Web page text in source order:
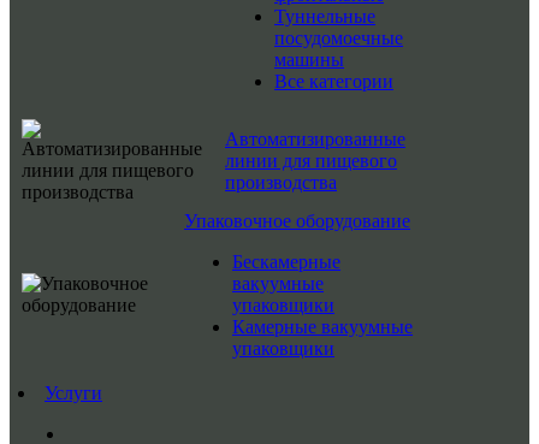
Туннельные
посудомоечные
машины
Все категории
Автоматизированные
линии для пищевого
производства
Упаковочное оборудование
Бескамерные
вакуумные
упаковщики
Камерные вакуумные
упаковщики
Услуги